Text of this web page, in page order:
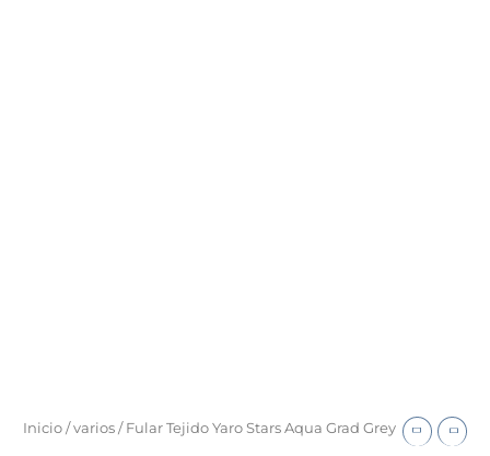
Inicio /varios / Fular Tejido Yaro Stars Aqua Grad Grey